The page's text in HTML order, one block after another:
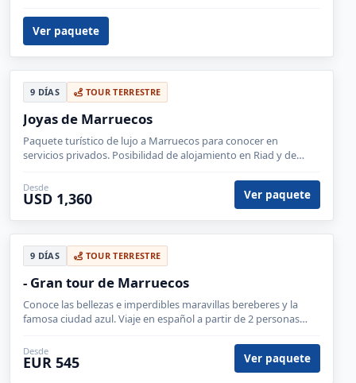
Ver paquete
9 DÍAS TOUR TERRESTRE
Joyas de Marruecos
Paquete turístico de lujo a Marruecos para conocer en
servicios privados. Posibilidad de alojamiento en Riad y de
Desde
USD 1,360 Ver paquete
9 DÍAS TOUR TERRESTRE
- Gran tour de Marruecos
Conoce las bellezas e imperdibles maravillas bereberes y la
famosa ciudad azul. Viaje en español a partir de 2 personas
Desde
EUR 545 Ver paquete